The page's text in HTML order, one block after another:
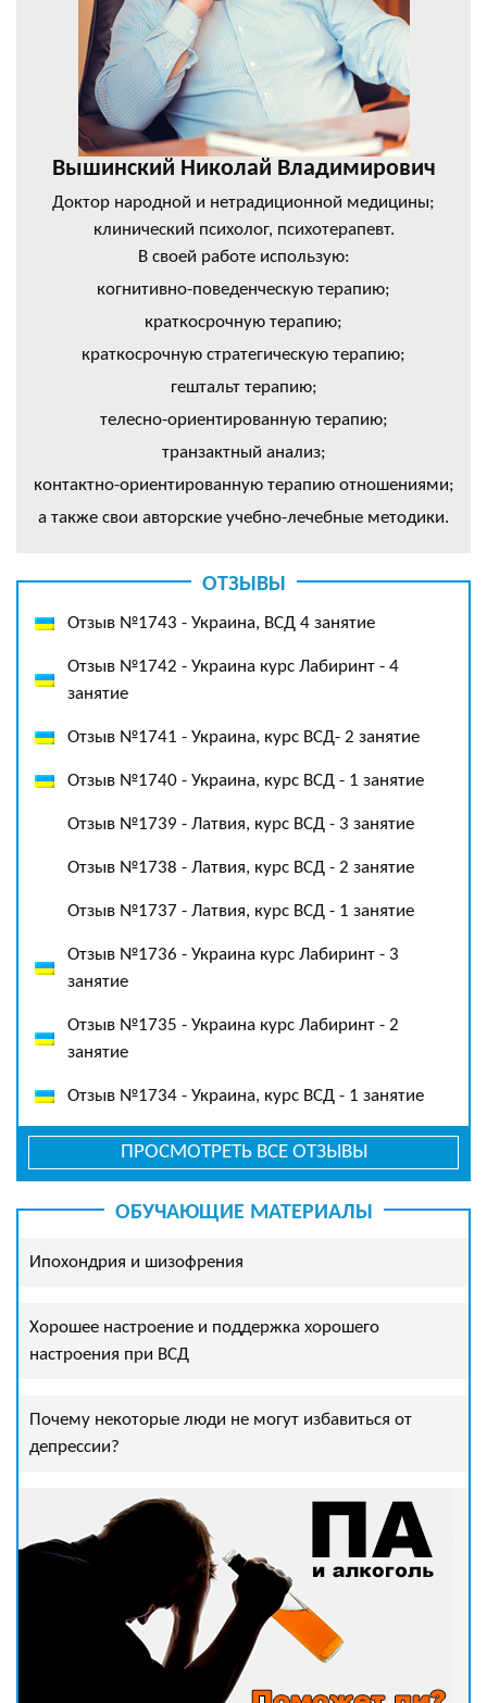
Вышинский Николай Владимирович
Доктор народной и нетрадиционной медицины;
клинический психолог, психотерапевт.
В своей работе использую:
когнитивно-поведенческую терапию;
краткосрочную терапию;
краткосрочную стратегическую терапию;
гештальт терапию;
телесно-ориентированную терапию;
транзактный анализ;
контактно-ориентированную терапию отношениями;
а также свои авторские учебно-лечебные методики.
ОТЗЫВЫ
Отзыв №1743 - Украина, ВСД 4 занятие
Отзыв №1742 - Украина курс Лабиринт - 4
занятие
Отзыв №1741 - Украина, курс ВСД- 2 занятие
Отзыв №1740 - Украина, курс ВСД - 1 занятие
Отзыв №1739 - Латвия, курс ВСД - 3 занятие
Отзыв №1738 - Латвия, курс ВСД - 2 занятие
Отзыв №1737 - Латвия, курс ВСД - 1 занятие
Отзыв №1736 - Украина курс Лабиринт - 3
занятие
Отзыв №1735 - Украина курс Лабиринт - 2
занятие
Отзыв №1734 - Украина, курс ВСД - 1 занятие
ПРОСМОТРЕТЬ ВСЕ ОТЗЫВЫ
ОБУЧАЮЩИЕ МАТЕРИАЛЫ
Ипохондрия и шизофрения
Хорошее настроение и поддержка хорошего
настроения при ВСД
Почему некоторые люди не могут избавиться от
депрессии?